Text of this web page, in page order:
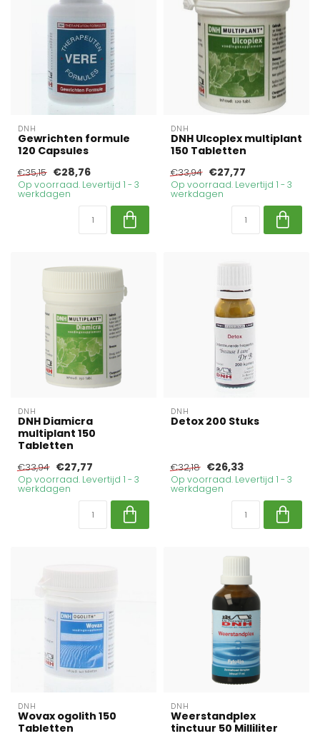
DNH
Gewrichten formule
120 Capsules
€35,15 €28,76
Op voorraad. Levertijd 1 - 3
werkdagen
DNH
DNH Ulcoplex multiplant
150 Tabletten
€33,94 €27,77
Op voorraad. Levertijd 1 - 3
werkdagen
DNH
DNH Diamicra
multiplant 150
Tabletten
€33,94 €27,77
Op voorraad. Levertijd 1 - 3
werkdagen
DNH
Detox 200 Stuks
€32,18 €26,33
Op voorraad. Levertijd 1 - 3
werkdagen
DNH
Wovax ogolith 150
Tabletten
DNH
Weerstandplex
tinctuur 50 Milliliter